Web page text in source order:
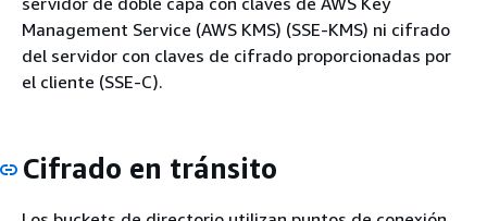
Management Service (AWS KMS) (SSE-KMS) ni cifrado
del servidor con claves de cifrado proporcionadas por
el cliente (SSE-C).
Cifrado en tránsito